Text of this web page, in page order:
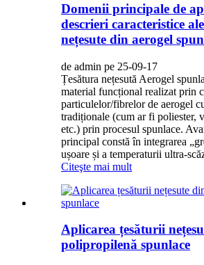
Domenii principale de
descrieri caracteristice
nețesute din aerogel
de admin pe 25-09-17
Țesătura nețesută Aerogel
material funcțional realizat prin
particulelor/fibrelor de aerogel
tradiționale (cum ar fi poliester,
etc.) prin procesul spunlace.
principal constă în integrarea
ușoare și a temperaturii ultra-
Citeşte mai mult
Aplicarea țesăturii
polipropilenă spunlace